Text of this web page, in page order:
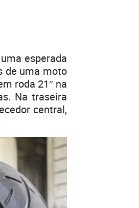
esperada
de uma moto
roda 21″ na
Na traseira
central,